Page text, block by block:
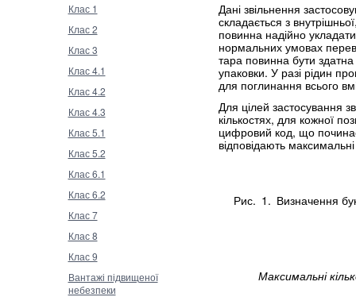
Клас 1
Клас 2
Клас 3
Клас 4.1
Клас 4.2
Клас 4.3
Клас 5.1
Клас 5.2
Клас 6.1
Клас 6.2
Клас 7
Клас 8
Клас 9
Вантажі підвищеної
небезпеки
Дані звільнення
складається з
повинна надійно
нормальних умовах
тара повинна бути
упаковки. У разі рідин
для поглинання всього
Для цілей застосування
кількостях, для кожної
цифровий код, що
відповідають
Рис. 1. Визначення
Максимальні